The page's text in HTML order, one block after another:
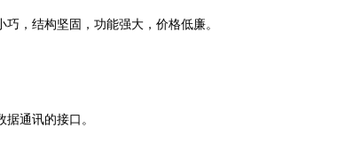
，结构坚固，功能强大，价格低廉。
通讯的接口。